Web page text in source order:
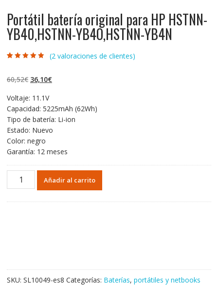
Portátil batería original para HP HSTNN-
YB40,HSTNN-YB4O,HSTNN-YB4N
valoraciones
(2valoraciones de clientes)
60,52€ El
original
era:
60,52€.
36,10€El
es:
36,10€.
Voltaje: 11.1V
Capacidad: 5225mAh (62Wh)
Tipo de batería: Li-ion
Estado: Nuevo
Color: negro
Garantía: 12 meses
Portátil
batería
cantidad
Añadir al carrito
SKU: SL10049-es8 Categorías: Baterías, portátiles y netbooks